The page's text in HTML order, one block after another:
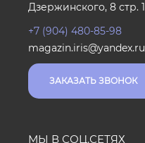
Дзержинского, 8 стр. 1
+7 (904) 480-85-98
magazin.iris@yandex.ru
ЗАКАЗАТЬ ЗВОНОК
МЫ В СОЦ.СЕТЯХ